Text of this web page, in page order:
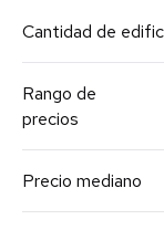
Cantidad de
Rango de
precios
Precio mediano